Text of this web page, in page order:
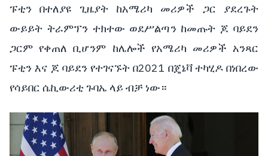
ፑቲን በተለያዩ ጊዜያት ከአሜሪካ መሪዎች ጋር ያደረጉት
ውይይት ትራምፕን ተክተው ወደሥልጣን ከመጡት ጆ ባይደን
ጋርም የቀጠለ ቢሆንም ከሌሎች የአሜሪካ መሪዎች አንጻር
ፑቲን እና ጆ ባይደን የተገናኙት በ2021 በጄኔቫ ተካሂዶ በነበረው
የሳይበር ሴኪውሪቲ ጉባኤ ላይ ብቻ ነው።